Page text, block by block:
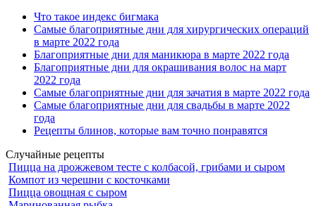
Что такое индекс бигмака
Самые благоприятные дни для хирургических операций
в марте 2022 года
Благоприятные дни для маникюра в марте 2022 года
Благоприятные дни для окрашивания волос на март
2022 года
Самые благоприятные дни для зачатия в марте 2022 года
Самые благоприятные дни для свадьбы в марте 2022
года
Рецепты блинов, которые вам точно понравятся
Случайные рецепты
Пицца на дрожжевом тесте с колбасой, грибами и сыром
Компот из черешни с косточками
Пицца овощная с сыром